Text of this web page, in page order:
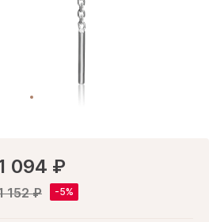
094 ₽
152 ₽